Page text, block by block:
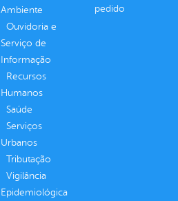
Ambiente
Ouvidoria e
Serviço de
Informação
Recursos
Humanos
Saúde
Serviços
Urbanos
Tributação
Vigilância
Epidemiológica
pedido